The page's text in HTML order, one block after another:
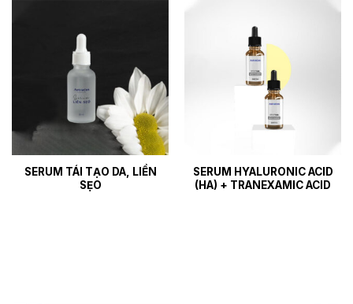
SERUM TÁI TẠO DA, LIỀN
SẸO
SERUM HYALURONIC ACID
(HA) + TRANEXAMIC ACID